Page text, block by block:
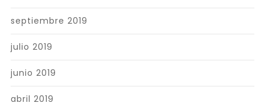
septiembre 2019
julio 2019
junio 2019
abril 2019